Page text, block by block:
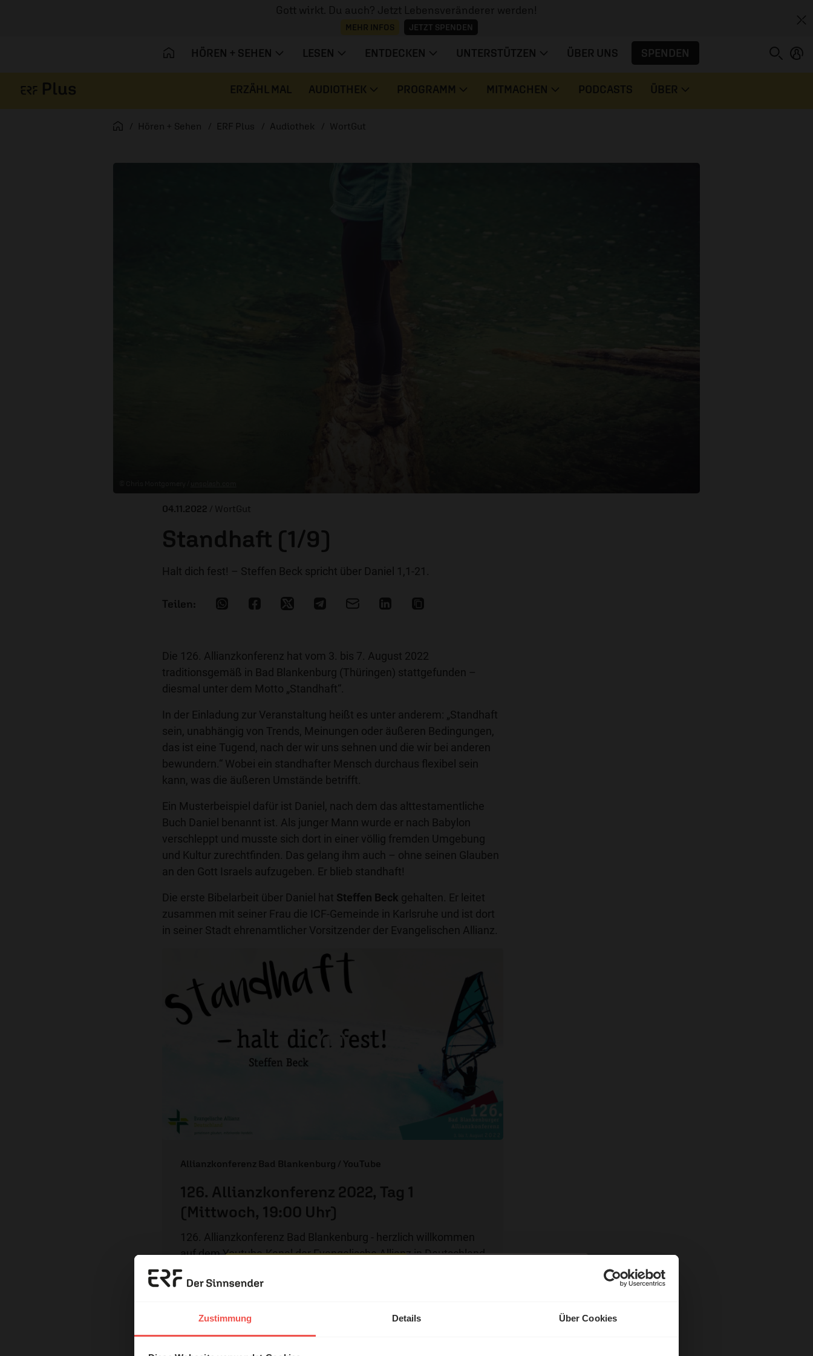
Zustimmung Details Über Cookies
Gott wirkt. Du auch? Jetzt Lebensveränderer werden!
MEHR INFOS JETZT SPENDEN
HÖREN + SEHEN LESEN ENTDECKEN UNTERSTÜTZEN ÜBER UNS SPENDEN
ERZÄHL MAL AUDIOTHEK PROGRAMM MITMACHEN PODCASTS ÜBER
Startseite
Hören + Sehen ERF Plus Audiothek WortGut
04.11.2022 / WortGut
Standhaft (1/9)
Halt dich fest! – Steffen Beck spricht über Daniel 1,1-21.
Die 126. Allianzkonferenz hat vom 3. bis 7. August 2022
traditionsgemäß in Bad Blankenburg (Thüringen) stattgefunden –
diesmal unter dem Motto „Standhaft“.
In der Einladung zur Veranstaltung heißt es unter anderem: „Standhaft
sein, unabhängig von Trends, Meinungen oder äußeren Bedingungen,
das ist eine Tugend, nach der wir uns sehnen und die wir bei anderen
bewundern.“ Wobei ein standhafter Mensch durchaus flexibel sein
kann, was die äußeren Umstände betrifft.
Ein Musterbeispiel dafür ist Daniel, nach dem das alttestamentliche
Buch Daniel benannt ist. Als junger Mann wurde er nach Babylon
verschleppt und musste sich dort in einer völlig fremden Umgebung
und Kultur zurechtfinden. Das gelang ihm auch – ohne seinen Glauben
an den Gott Israels aufzugeben. Er blieb standhaft!
Die erste Bibelarbeit über Daniel hat Steffen Beck gehalten. Er leitet
zusammen mit seiner Frau die ICF-Gemeinde in Karlsruhe und ist dort
in seiner Stadt ehrenamtlicher Vorsitzender der Evangelischen Allianz.
Allianzkonferenz Bad Blankenburg / YouTube
126. Allianzkonferenz 2022, Tag 1
(Mittwoch, 19:00 Uhr)
126. Allianzkonferenz Bad Blankenburg - herzlich willkommen
auf dem Youtube-Kanal der Evangelische Allianz in Deutschland
(EAD). Die ...
Erzähl mal!
Das erleben unsere Hörerinnen
und Hörer mit Gott ...